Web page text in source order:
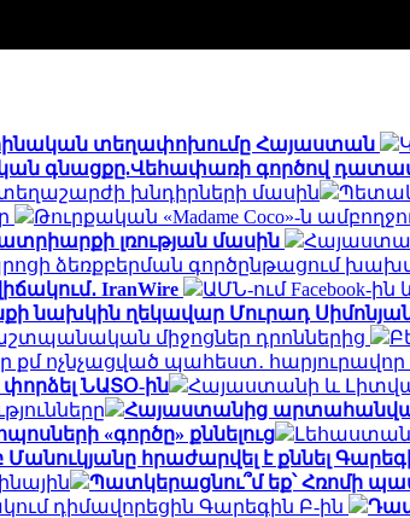
տեղափոխումը Հայաստան
գնացքը.Վեհափառի գործով
խնդիրների մասին
Թուրքական «Madame Coco»-ն
լռության մասին
ձեռքբերման գործընթացում
IranWire
ԱՄՆ-ում Facebook-ին
նախկին ղեկավար Մուրադ
միջոցներ դրոններից
քմ ոչնչացված պահեստ․
ՆԱՏՕ-ին
Հայաստանի և
Հայաստանից արտահանված
«գործը» քննելուց
հրաժարվել է քննել
Պատկերացնու՞մ եք՝ Հռոմի
դիմավորեցին Գարեգին Բ-ին